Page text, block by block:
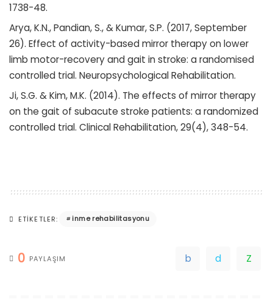
1738-48.
Arya, K.N., Pandian, S., & Kumar, S.P. (2017, September
26). Effect of activity-based mirror therapy on lower
limb motor-recovery and gait in stroke: a randomised
controlled trial. Neuropsychological Rehabilitation.
Ji, S.G. & Kim, M.K. (2014). The effects of mirror therapy
on the gait of subacute stroke patients: a randomized
controlled trial. Clinical Rehabilitation, 29(4), 348-54.
ETIKETLER: inme rehabilitasyonu
0 PAYLAŞIM